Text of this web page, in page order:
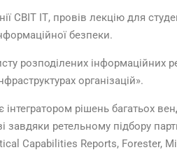
СВІТ ІТ, провів лекцію для
безпеки.
розподілених інформаційних
організацій».
рішень багатьох
ретельному підбору
Capabilities Reports, Forester,